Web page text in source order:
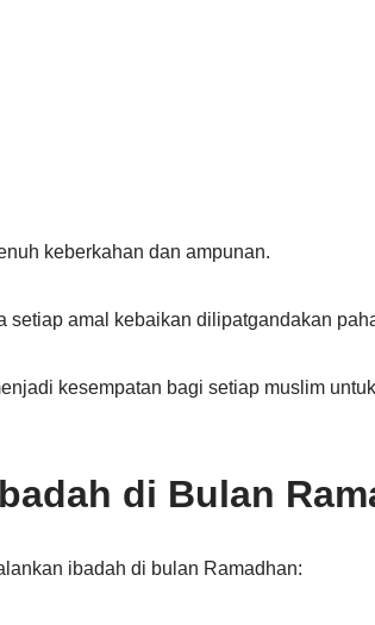
keberkahan dan ampunan.
setiap amal kebaikan dilipatgandakan
kesempatan bagi setiap muslim
di Bulan
ibadah di bulan Ramadhan: